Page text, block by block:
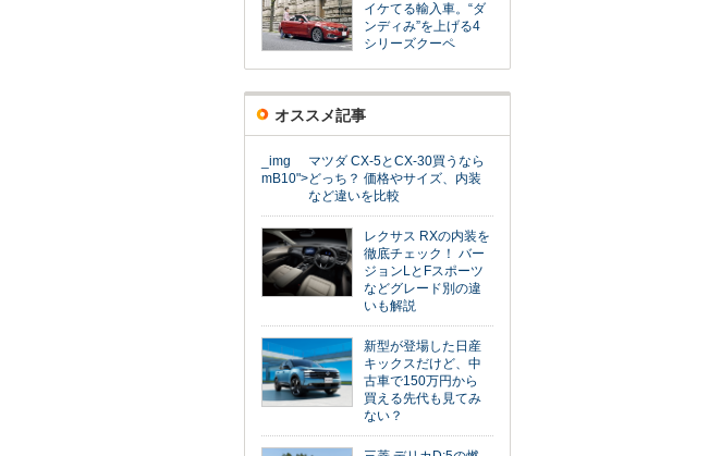
イケてる輸入車。“ダ
ンディみ”を上げる4
シリーズクーペ
オススメ記事
_img
mB10">
マツダ CX-5とCX-30買うなら
どっち？ 価格やサイズ、内装
など違いを比較
レクサス RXの内装を
徹底チェック！ バー
ジョンLとFスポーツ
などグレード別の違
いも解説
新型が登場した日産
キックスだけど、中
古車で150万円から
買える先代も見てみ
ない？